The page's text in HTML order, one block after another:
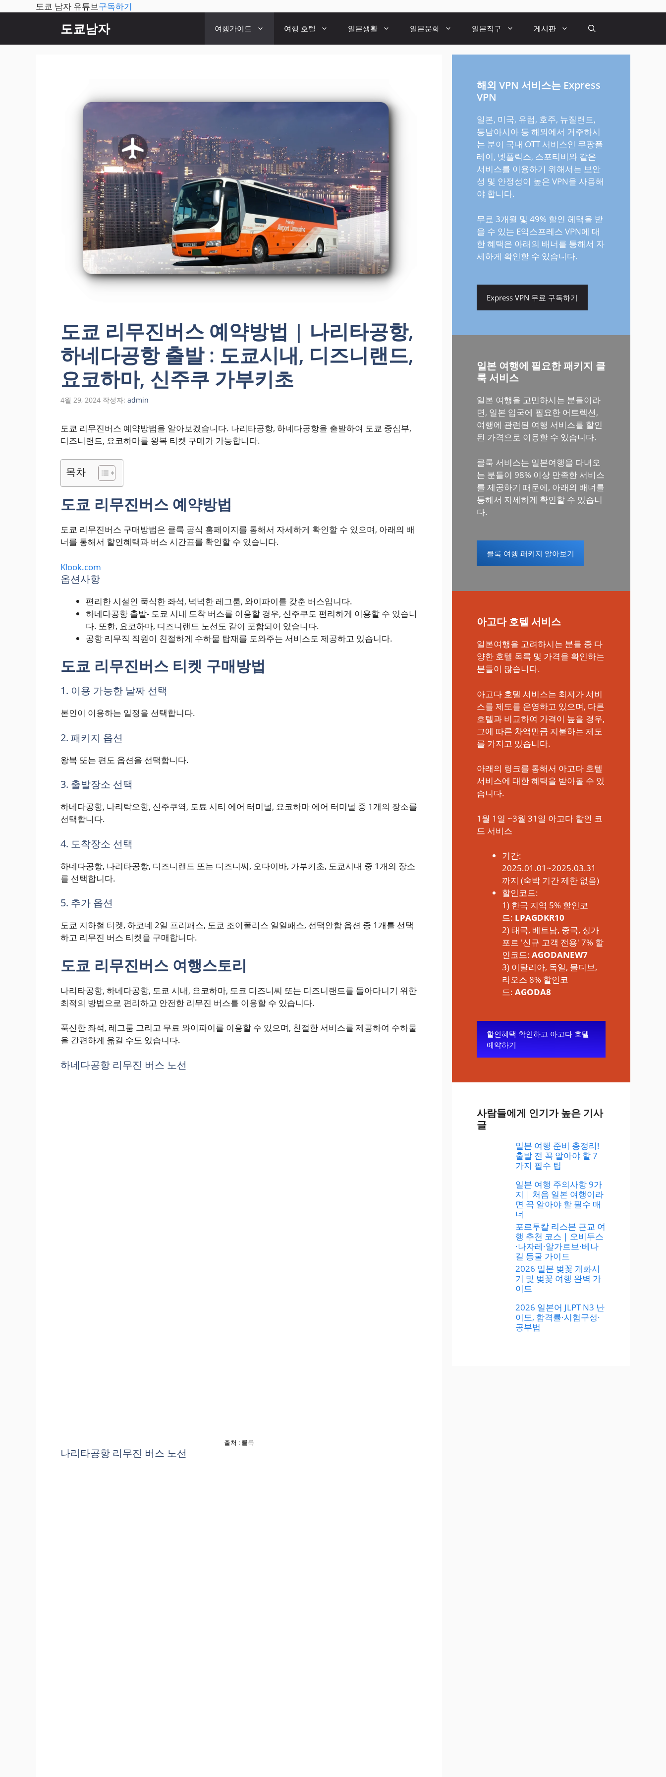
도쿄 남자 유튜브구독하기
츠
도쿄남자 여행가이드 여행 호텔 일본생활 일본문화 일본직구 게시판
도쿄 리무진버스 예약방법 | 나리타공항,
하네다공항 출발 : 도쿄시내, 디즈니랜드,
요코하마, 신주쿠 가부키초
4월 29, 2024 작성자: admin
도쿄 리무진버스 예약방법을 알아보겠습니다. 나리타공항, 하네다공항을 출발하여 도쿄 중심부,
디즈니랜드, 요코하마를 왕복 티켓 구매가 가능합니다.
목차
도쿄 리무진버스 예약방법
도쿄 리무진버스 구매방법은 클룩 공식 홈페이지를 통해서 자세하게 확인할 수 있으며, 아래의 배
너를 통해서 할인혜택과 버스 시간표를 확인할 수 있습니다.
Klook.com
옵션사항
편리한 시설인 푹식한 좌석, 넉넉한 레그룸, 와이파이를 갖춘 버스입니다.
하네다공항 출발- 도쿄 시내 도착 버스를 이용할 경우, 신주쿠도 편리하게 이용할 수 있습니
다. 또한, 요코하마, 디즈니랜드 노선도 같이 포함되어 있습니다.
공항 리무직 직원이 친절하게 수하물 탑재를 도와주는 서비스도 제공하고 있습니다.
도쿄 리무진버스 티켓 구매방법
1. 이용 가능한 날짜 선택
본인이 이용하는 일정을 선택합니다.
2. 패키지 옵션
왕복 또는 편도 옵션을 선택합니다.
3. 출발장소 선택
하네다공항, 나리탁오항, 신주쿠역, 도툐 시티 에어 터미널, 요코하마 에어 터미널 중 1개의 장소를
선택합니다.
4. 도착장소 선택
하네다공항, 나리타공항, 디즈니랜드 또는 디즈니씨, 오다이바, 가부키초, 도쿄시내 중 1개의 장소
를 선택합니다.
5. 추가 옵션
도쿄 지하철 티켓, 하코네 2일 프리패스, 도쿄 조이폴리스 일일패스, 선택안함 옵션 중 1개를 선택
하고 리무진 버스 티켓을 구매합니다.
도쿄 리무진버스 여행스토리
나리타공항, 하네다공항, 도쿄 시내, 요코하마, 도쿄 디즈니씨 또는 디즈니랜드를 돌아다니기 위한
최적의 방법으로 편리하고 안전한 리무진 버스를 이용할 수 있습니다.
푹신한 좌석, 레그룸 그리고 무료 와이파이를 이용할 수 있으며, 친절한 서비스를 제공하여 수하물
을 간편하게 옮길 수도 있습니다.
하네다공항 리무진 버스 노선
출처 : 클룩
나리타공항 리무진 버스 노선
해외 VPN 서비스는 Express
VPN
일본, 미국, 유럽, 호주, 뉴질랜드,
동남아시아 등 해외에서 거주하시
는 분이 국내 OTT 서비스인 쿠팡플
레이, 넷플릭스, 스포티비와 같은
서비스를 이용하기 위해서는 보안
성 및 안정성이 높은 VPN을 사용해
야 합니다.
무료 3개월 및 49% 할인 헤택을 받
을 수 있는 E익스프레스 VPN에 대
한 혜택은 아래의 배너를 통해서 자
세하게 확인할 수 있습니다.
Express VPN 무료 구독하기
일본 여행에 필요한 패키지 클
룩 서비스
일본 여행을 고민하시는 분들이라
면, 일본 입국에 필요한 어트렉션,
여행에 관련된 여행 서비스를 할인
된 가격으로 이용할 수 있습니다.
클룩 서비스는 일본여행을 다녀오
는 분들이 98% 이상 만족한 서비스
를 제공하기 때문에, 아래의 배너를
통해서 자세하게 확인할 수 있습니
다.
클룩 여행 패키지 알아보기
아고다 호텔 서비스
일본여행을 고려하시는 분들 중 다
양한 호텔 목록 및 가격을 확인하는
분들이 많습니다.
아고다 호텔 서비스는 최저가 서비
스를 제도를 운영하고 있으며, 다른
호텔과 비교하여 가격이 높을 경우,
그에 따른 차액만큼 지불하는 제도
를 가지고 있습니다.
아래의 링크를 통해서 아고다 호텔
서비스에 대한 혜택을 받아볼 수 있
습니다.
1월 1일 ~3월 31일 아고다 할인 코
드 서비스
기간:
2025.01.01~2025.03.31
까지 (숙박 기간 제한 없음)
할인코드:
1) 한국 지역 5% 할인코
드: LPAGDKR10
2) 태국, 베트남, 중국, 싱가
포르 '신규 고객 전용' 7% 할
인코드: AGODANEW7
3) 이탈리아, 독일, 몰디브,
라오스 8% 할인코
드: AGODA8
할인혜택 확인하고 아고다 호텔
예약하기
사람들에게 인기가 높은 기사
글
일본 여행 준비 총정리!
출발 전 꼭 알아야 할 7
가지 필수 팁
일본 여행 주의사항 9가
지｜처음 일본 여행이라
면 꼭 알아야 할 필수 매
너
포르투칼 리스본 근교 여
행 추천 코스｜오비두스
·나자레·알가르브·베나
길 동굴 가이드
2026 일본 벚꽃 개화시
기 및 벚꽃 여행 완벽 가
이드
2026 일본어 JLPT N3 난
이도, 합격률·시험구성·
공부법